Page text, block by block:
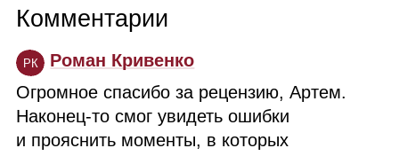
Комментарии
РК
Роман Кривенко
Огромное спасибо за рецензию, Артем.
Наконец‑то смог увидеть ошибки
и прояснить моменты, в которых